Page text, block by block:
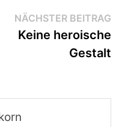
NÄCHSTER BEITRAG
Keine heroische
Gestalt